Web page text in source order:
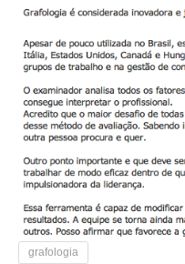
grafologia